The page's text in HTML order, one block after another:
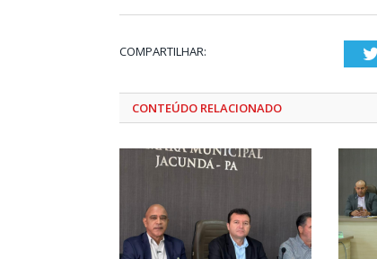
COMPARTILHAR:
CONTEÚDO RELACIONADO